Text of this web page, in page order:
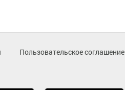
Пользовательское соглашение